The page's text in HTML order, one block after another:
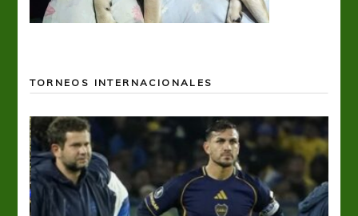
TORNEOS INTERNACIONALES